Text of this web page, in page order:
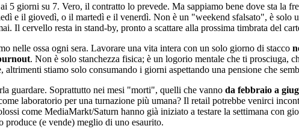
5 giorni su 7. Vero, il contratto lo prevede. Ma sappiamo bene dove sta la
e il giovedì, o il martedì e il venerdì. Non è un "weekend sfalsato", è solo
Il cervello resta in stand-by, pronto a scattare alla prossima timbrata del
nelle ossa ogni sera. Lavorare una vita intera con un solo giorno di stacco
. Non è solo stanchezza fisica; è un logorio mentale che ti prosciuga,
stiamo solo consumando i giorni aspettando una pensione che
guardare. Soprattutto nei mesi "morti", quelli che vanno da febbraio a
laboratorio per una turnazione più umana? Il retail potrebbe venirci
come MediaMarkt/Saturn hanno già iniziato a testare la settimana con
produce (e vende) meglio di uno esaurito.